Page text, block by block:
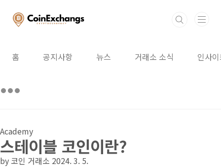
홈 공지사항 뉴스 거래소 소식 인사
Academy
스테이블 코인이란?
by 코인 거래소 2024. 3. 5.